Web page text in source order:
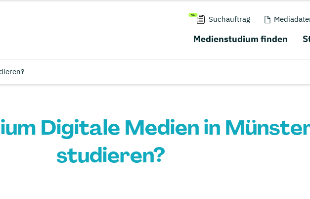
Suchauftrag
Medienstudium finden
Digitale Medien in
studieren?